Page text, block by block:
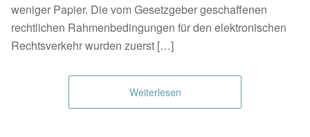
weniger Papier. Die vom Gesetzgeber geschaffenen
rechtlichen Rahmenbedingungen für den elektronischen
Rechtsverkehr wurden zuerst […]
Weiterlesen